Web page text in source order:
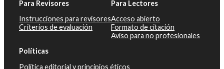
Para Revisores
Instrucciones para revisores
Criterios de evaluación
Para Lectores
Acceso abierto
Formato de citación
Aviso para no profesionales
Políticas
Política editorial y principios éticos